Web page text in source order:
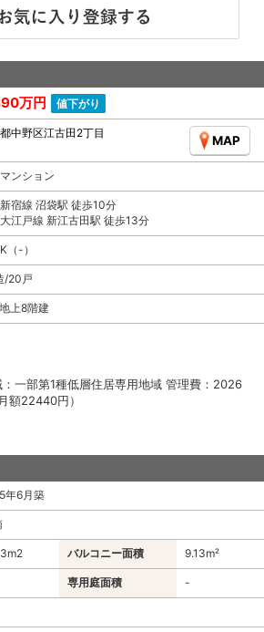
万円 値下がり
中野区江古田2丁目
MAP
ンション
宿線 沼袋駅 徒歩10分
江戸線 新江古田駅 徒歩13分
（-）
/20戸
上8階建
一部第1種低層住居専用地域 管理費：2026
額22440円）
年6月築
2 バルコニー面積 9.13m²
専用庭面積 -